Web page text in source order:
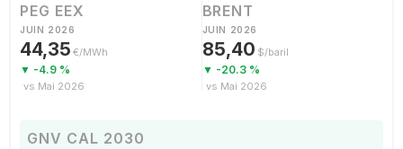
PEG EEX
JUIN 2026
44,35 €/MWh
▼ -4.9 %
vs Mai 2026
BRENT
JUIN 2026
85,40 $/baril
▼ -20.3 %
vs Mai 2026
GNV CAL 2030